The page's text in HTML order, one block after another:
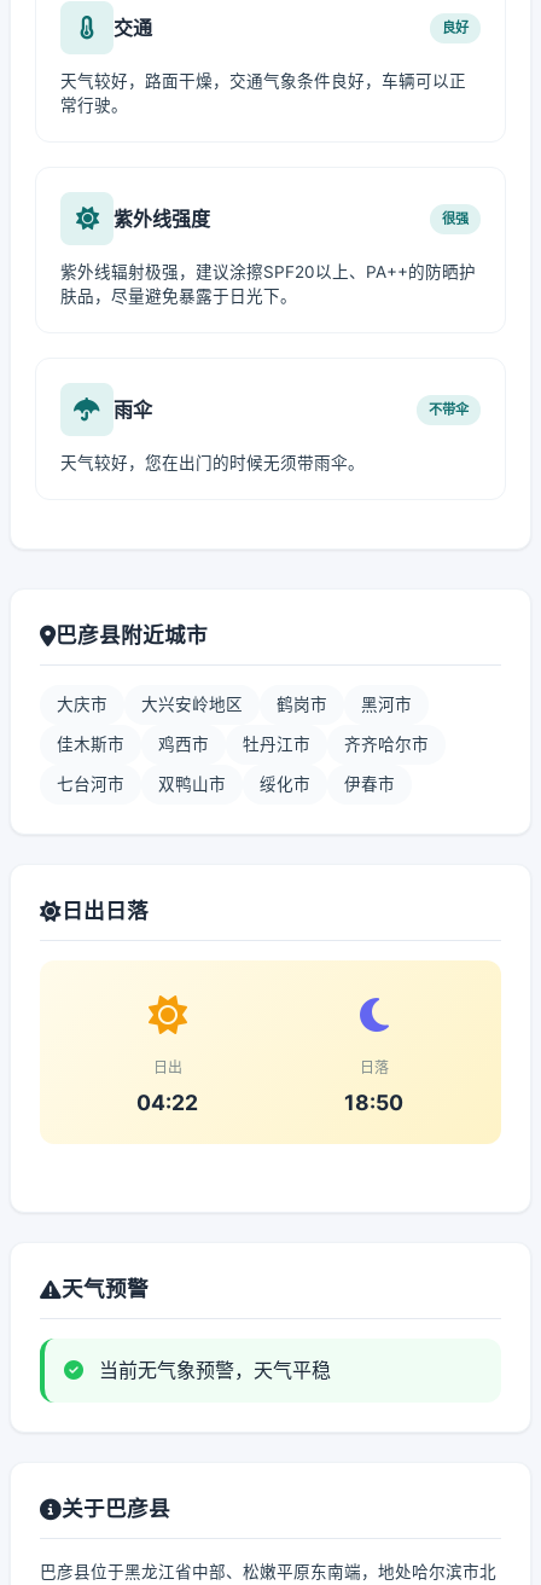
交通 良好
天气较好，路面干燥，交通气象条件良好，车辆可以正
常行驶。
紫外线强度 很强
紫外线辐射极强，建议涂擦SPF20以上、PA++的防晒护
肤品，尽量避免暴露于日光下。
雨伞 不带伞
天气较好，您在出门的时候无须带雨伞。
巴彦县附近城市
大庆市 大兴安岭地区 鹤岗市 黑河市
佳木斯市 鸡西市 牡丹江市 齐齐哈尔市
七台河市 双鸭山市 绥化市 伊春市
日出日落
日出
04:22
日落
18:50
天气预警
当前无气象预警，天气平稳
关于巴彦县
巴彦县位于黑龙江省中部、松嫩平原东南端，地处哈尔滨市北